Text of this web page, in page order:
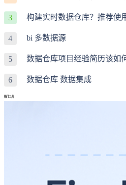
3 构建实时数据仓库？推荐使
4 bi 多数据源
5 数据仓库项目经验简历该如
6 数据仓库 数据集成
热门工具